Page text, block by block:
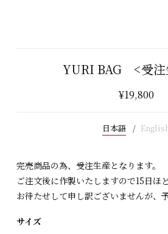
YURI BAG <受注
¥19,800
日本語
完売商品の為、受注生産となります。
ご注文後に作製いたしますので15日ほ
お待たせして申し訳ございませんが、
サイズ